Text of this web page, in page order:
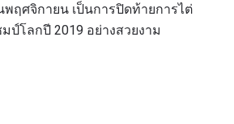
พฤศจิกายน เป็นการปิดท้ายการไต่
โลกปี 2019 อย่างสวยงาม